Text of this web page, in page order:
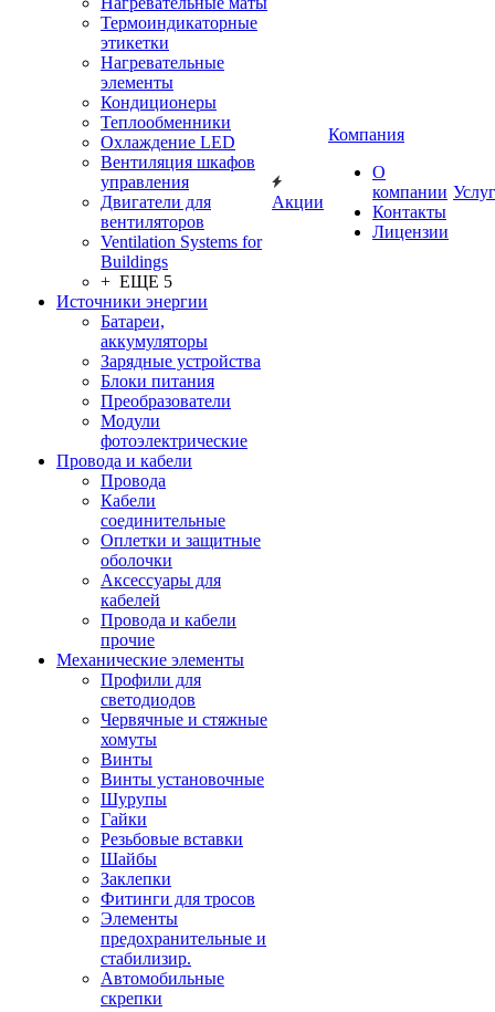
Термоиндикаторные
этикетки
Нагревательные
элементы
Кондиционеры
Теплообменники
Охлаждение LED
Вентиляция шкафов
управления
Двигатели для
вентиляторов
Ventilation Systems for
Buildings
+ ЕЩЕ 5
Источники энергии
Батареи,
аккумуляторы
Зарядные устройства
Блоки питания
Преобразователи
Модули
фотоэлектрические
Провода и кабели
Провода
Кабели
соединительные
Оплетки и защитные
оболочки
Аксессуары для
кабелей
Провода и кабели
прочие
Механические элементы
Профили для
светодиодов
Червячные и стяжные
хомуты
Винты
Винты установочные
Шурупы
Гайки
Резьбовые вставки
Шайбы
Заклепки
Фитинги для тросов
Элементы
предохранительные и
стабилизир.
Автомобильные
скрепки
Акции
Компания
О
компании
Контакты
Лицензии